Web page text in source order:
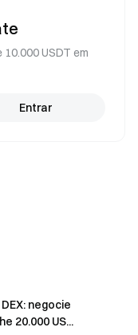
USDT.
10 USDT por
se inscreverem.
será
são creditadas
de futuros
USDT em
Entrar
negocie
20.000 US...